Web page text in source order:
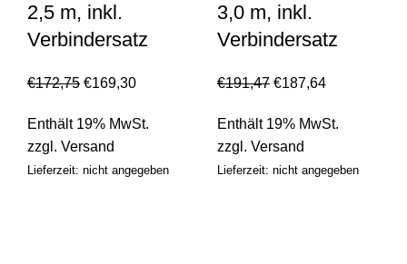
2,5 m, inkl.
Verbindersatz
€172,75 €169,30
Enthält 19% MwSt.
zzgl. Versand
Lieferzeit: nicht angegeben
3,0 m, inkl.
Verbindersatz
€191,47 €187,64
Enthält 19% MwSt.
zzgl. Versand
Lieferzeit: nicht angegeben